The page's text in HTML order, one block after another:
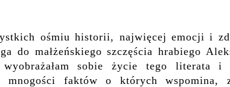
ośmiu historii, najwięcej emocji i
do małżeńskiego szczęścia hrabiego
wyobrażałam sobie życie tego literata
mnogości faktów o których wspomina,